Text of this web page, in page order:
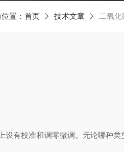
置： 首页 技术文章 二氧
有校准和调零微调。无论哪种